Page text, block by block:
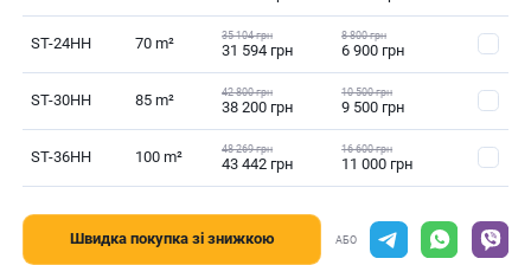
ST-24HH 70 m² 35 104 грн
31 594 грн
8 800 грн
6 900 грн
ST-30HH 85 m² 42 800 грн
38 200 грн
10 500 грн
9 500 грн
ST-36HH 100 m² 48 269 грн
43 442 грн
16 600 грн
11 000 грн
Швидка покупка зі знижкою АБО